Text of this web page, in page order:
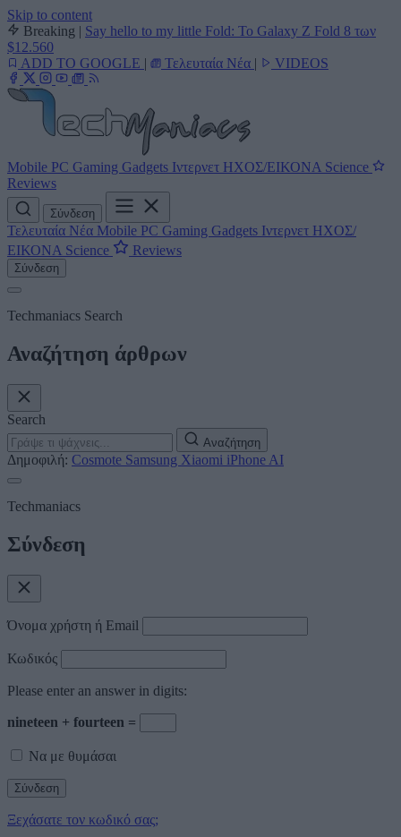
Skip to content
Breaking | Say hello to my little Fold: Το Galaxy Z Fold 8 των
$12.560
ADD TO GOOGLE | Τελευταία Νέα | VIDEOS
Mobile PC Gaming Gadgets Ιντερνετ ΗΧΟΣ/ΕΙΚΟΝΑ Science
Reviews
Σύνδεση
Τελευταία Νέα Mobile PC Gaming Gadgets Ιντερνετ ΗΧΟΣ/
ΕΙΚΟΝΑ Science Reviews
Σύνδεση
Techmaniacs Search
Αναζήτηση άρθρων
Search
Αναζήτηση
Δημοφιλή: Cosmote Samsung Xiaomi iPhone AI
Techmaniacs
Σύνδεση
Όνομα χρήστη ή Email
Κωδικός
Please enter an answer in digits:
nineteen + fourteen =
Να με θυμάσαι
Ξεχάσατε τον κωδικό σας;